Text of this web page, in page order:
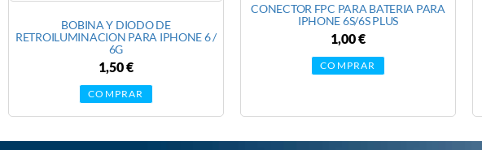
BOBINA Y DIODO DE
RETROILUMINACION PARA IPHONE 6 /
6G
1,50€
COMPRAR
CONECTOR FPC PARA BATERIA PARA
IPHONE 6S/6S PLUS
1,00€
COMPRAR